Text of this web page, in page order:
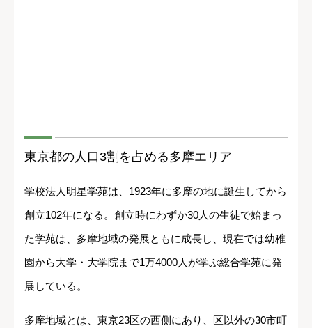
東京都の人口3割を占める多摩エリア
学校法人明星学苑は、1923年に多摩の地に誕生してから
創立102年になる。創立時にわずか30人の生徒で始まっ
た学苑は、多摩地域の発展ともに成長し、現在では幼稚
園から大学・大学院まで1万4000人が学ぶ総合学苑に発
展している。
多摩地域とは、東京23区の西側にあり、区以外の30市町